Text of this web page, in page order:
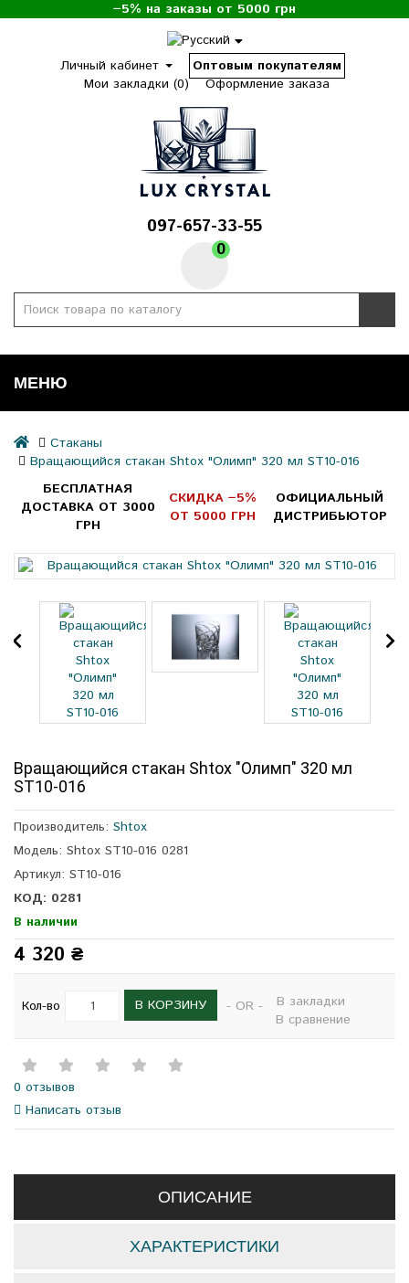
−5% на заказы от 5000 грн
Личный кабинет
Оптовым покупателям
Мои закладки (0)
Оформление заказа
097-657-33-55
0
МЕНЮ
Стаканы
Вращающийся стакан Shtox "Олимп" 320 мл ST10-016
БЕСПЛАТНАЯ
ДОСТАВКА ОТ 3000
ГРН
СКИДКА −5%
ОТ 5000 ГРН
ОФИЦИАЛЬНЫЙ
ДИСТРИБЬЮТОР
Вращающийся стакан Shtox "Олимп" 320 мл
ST10-016
Производитель: Shtox
Модель: Shtox ST10-016 0281
Артикул: ST10-016
КОД: 0281
В наличии
4 320 ₴
Кол-во В КОРЗИНУ - OR -
В закладки
В сравнение
0 отзывов
Написать отзыв
ОПИСАНИЕ
ХАРАКТЕРИСТИКИ